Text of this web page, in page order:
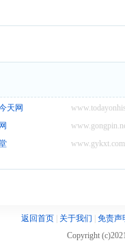
天网
www.gykxt.com
返回首页| 关于我们
免责声
Copyright